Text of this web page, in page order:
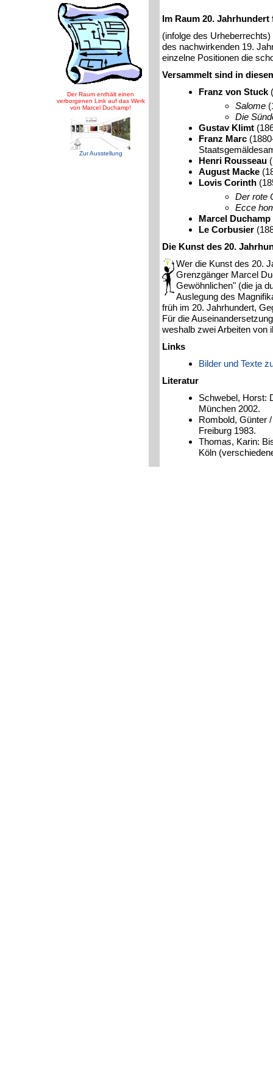
Der Raum enthält einen
verborgenen Link auf das Werk
von Marcel Duchamp!
Zur Ausstellung
Im Raum 20.
(infolge des
des nachwirkenden 19.
einzelne Positionen die
Versammelt sind in
Franz von Stuck
Salome
Die
Gustav Klimt
Franz Marc
Henri Rousseau
August Macke
Lovis Corinth
Der rote
Ecce
Marcel Duchamp
Le Corbusier
Die Kunst des 20.
Wer die Kunst des 20.
Grenzgänger Marcel
Gewöhnlichen" (die ja
Auslegung des
früh im 20. Jahrhundert,
Für die
weshalb zwei Arbeiten von
Links
Bilder und Texte
Literatur
Schwebel, Horst:
München 2002.
Rombold, Günter
Freiburg 1983.
Thomas, Karin:
Köln